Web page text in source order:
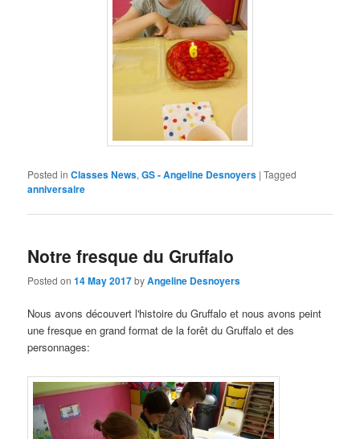
Posted in Classes News,GS - Angeline Desnoyers |Tagged
anniversaire
Notre fresque du Gruffalo
Posted on14 May 2017byAngeline Desnoyers
Nous avons découvert l'histoire du Gruffalo et nous avons peint
une fresque en grand format de la forêt du Gruffalo et des
personnages: